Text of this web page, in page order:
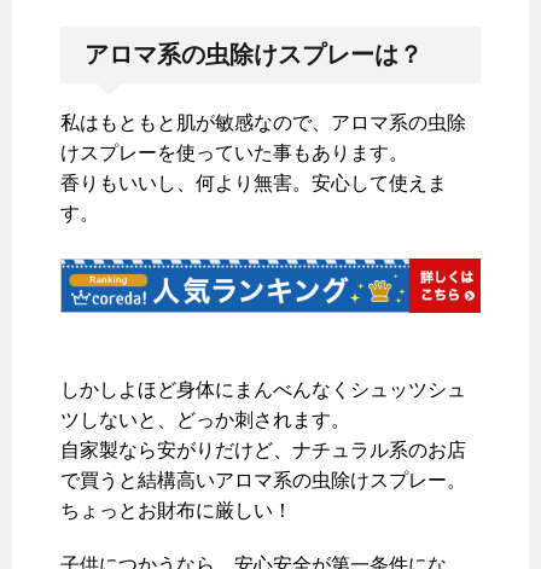
アロマ系の虫除けスプレーは？
私はもともと肌が敏感なので、アロマ系の虫除
けスプレーを使っていた事もあります。
香りもいいし、何より無害。安心して使えま
す。
しかしよほど身体にまんべんなくシュッツシュ
ツしないと、どっか刺されます。
自家製なら安がりだけど、ナチュラル系のお店
で買うと結構高いアロマ系の虫除けスプレー。
ちょっとお財布に厳しい！
子供につかうなら、安心安全が第一条件にな